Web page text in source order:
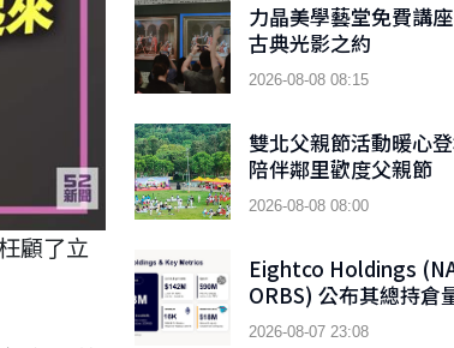
顧了立
力晶美學藝堂免費講
古典光影之約
2026-08-08 08:15
雙北父親節活動暖心
陪伴鄰里歡度父親節
2026-08-08 08:00
Eightco Holdings
ORBS) 公布其總持倉
億美元，當中包括
2026-08-07 23:08